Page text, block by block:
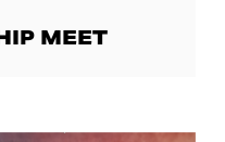
MEET